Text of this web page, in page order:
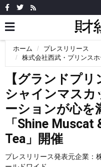
ホーム
プレスリリース
株式会社西武・プリンス
【グランドプリ
シャインマスカ
ーションが心を
「Shine
Tea」開催
プレスリリース発表元企業：